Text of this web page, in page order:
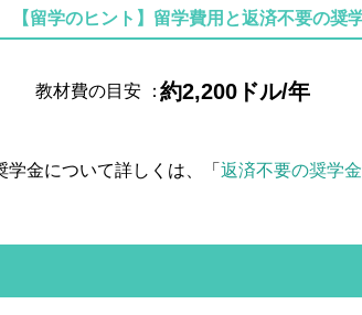
【留学のヒント】留学費用と返済不要の奨
教材費の目安 ：約2,200ドル/年
金について詳しくは、「返済不要の奨学金